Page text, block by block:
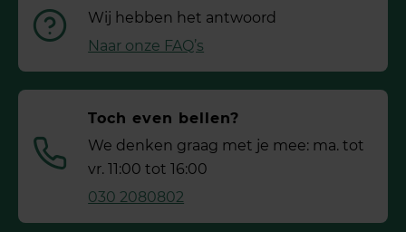
Wij hebben het antwoord
Naar onze FAQ’s
Toch even bellen?
We denken graag met je mee: ma. tot
vr. 11:00 tot 16:00
030 2080802